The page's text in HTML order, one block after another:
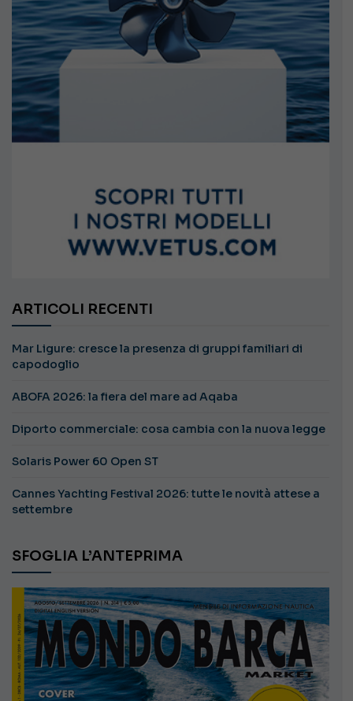
ARTICOLI RECENTI
Mar Ligure: cresce la presenza di gruppi familiari di
capodoglio
ABOFA 2026: la fiera del mare ad Aqaba
Diporto commerciale: cosa cambia con la nuova legge
Solaris Power 60 Open ST
Cannes Yachting Festival 2026: tutte le novità attese a
settembre
SFOGLIA L’ANTEPRIMA